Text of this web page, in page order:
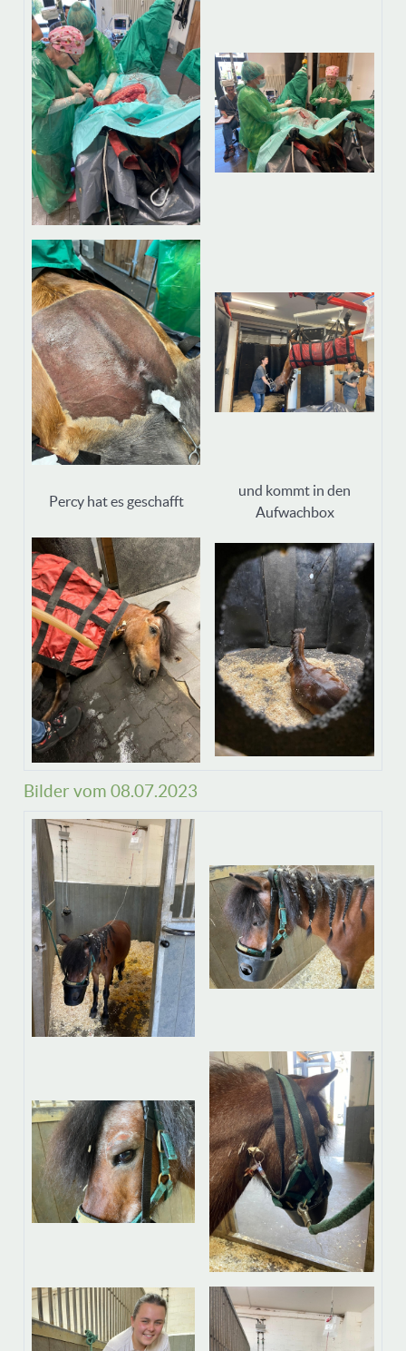
Percy hat es geschafft
und kommt in den
Aufwachbox
Bilder vom 08.07.2023